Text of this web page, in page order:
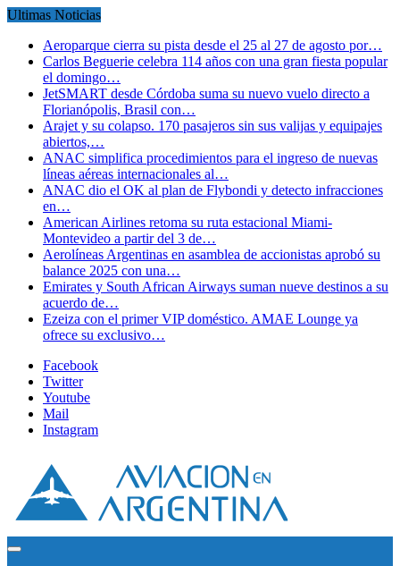
Ultimas Noticias
Aeroparque cierra su pista desde el 25 al 27 de agosto por…
Carlos Beguerie celebra 114 años con una gran fiesta popular
el domingo…
JetSMART desde Córdoba suma su nuevo vuelo directo a
Florianópolis, Brasil con…
Arajet y su colapso. 170 pasajeros sin sus valijas y equipajes
abiertos,…
ANAC simplifica procedimientos para el ingreso de nuevas
líneas aéreas internacionales al…
ANAC dio el OK al plan de Flybondi y detecto infracciones
en…
American Airlines retoma su ruta estacional Miami-
Montevideo a partir del 3 de…
Aerolíneas Argentinas en asamblea de accionistas aprobó su
balance 2025 con una…
Emirates y South African Airways suman nueve destinos a su
acuerdo de…
Ezeiza con el primer VIP doméstico. AMAE Lounge ya
ofrece su exclusivo…
Facebook
Twitter
Youtube
Mail
Instagram